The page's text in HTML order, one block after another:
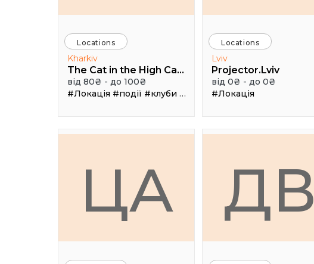
Locations
Kharkiv
The Cat in the High Castle
від 80₴ - до 100₴
#Локація #події #клуби #Зал
Locations
Lviv
Projector.Lviv
від 0₴ - до 0₴
#Локація
ЦА ДВ